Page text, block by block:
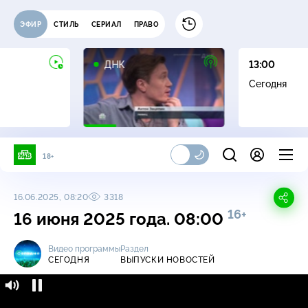
ЭФИР СТИЛЬ СЕРИАЛ ПРАВО
ДНК
16+
13:00
Сегодня
18+
16.06.2025, 08:20 3318
16 июня 2025 года. 08:00 16+
Видео программы
СЕГОДНЯ
Раздел
ВЫПУСКИ НОВОСТЕЙ